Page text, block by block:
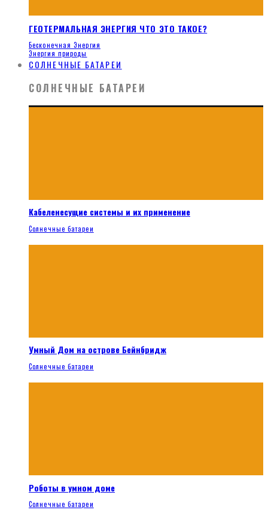
ГЕОТЕРМАЛЬНАЯ ЭНЕРГИЯ ЧТО ЭТО ТАКОЕ?
Бесконечная Энергия
Энергия природы
СОЛНЕЧНЫЕ БАТАРЕИ
СОЛНЕЧНЫЕ БАТАРЕИ
Кабеленесущие системы и их применение
Солнечные батареи
Умный Дом на острове Бейнбридж
Солнечные батареи
Роботы в умном доме
Солнечные батареи